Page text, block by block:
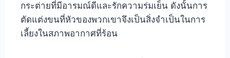
กระต่ายที่มีอารมณ์ดีและรักความร่มเย็น ดังนั้นการ
ตัดแต่งขนที่หัวของพวกเขาจึงเป็นสิ่งจำเป็นในการ
เลี้ยงในสภาพอากาศที่ร้อน